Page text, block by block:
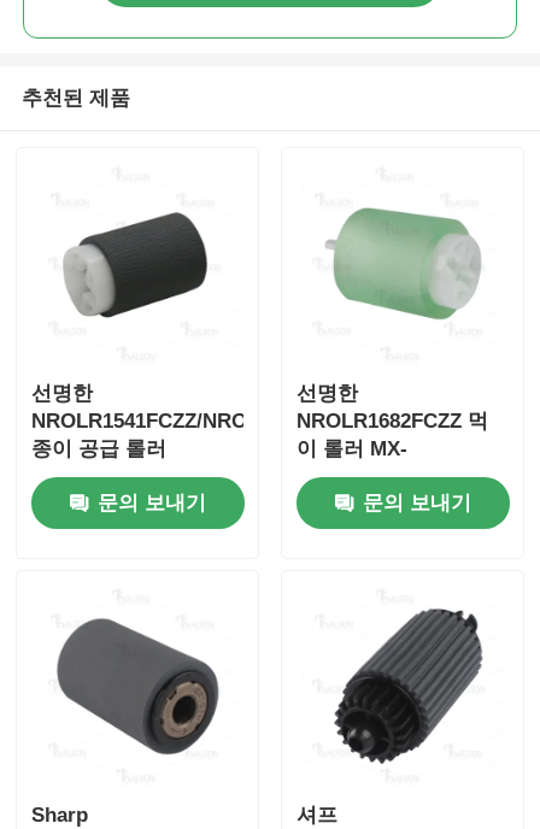
모든 케이스
HP 토너 칩
제로엑스 톤 칩
렉스마크 토너 칩
키오세라 토너 칩
캐논 토너 칩
OKI 토너 칩
추천된 제품
선명한
NROLR1541FCZZ/NROLR1541FCAZ
종이 공급 롤러
문의 보내기
선명한
NROLR1682FCZZ 먹
이 롤러 MX-
M1100/M850/M950
문의 보내기
Sharp
셔프